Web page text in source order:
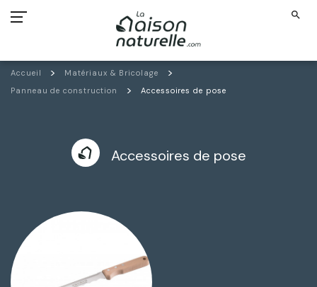
search
Accueil
Matériaux & Bricolage
Panneau de construction
Accessoires de pose
Accessoires de pose